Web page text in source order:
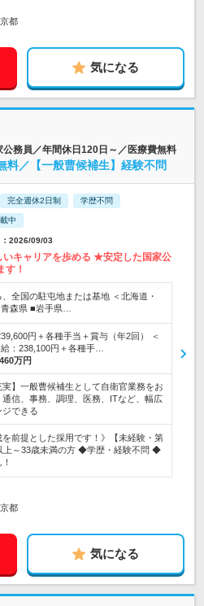
都
気になる
務員／年間休日120日～／医療費無料
料／【一般曹候補生】経験不問
完全週休2日制 学歴不問
中
2026/09/03
キャリアを歩める ★安定した国家公
す！
全国の駐屯地または基地 ＜北海道・
森県 ■岩手県…
円＋各種手当＋賞与（年2回） ＜
：238,100円＋各種手…
万円
実】一般曹候補生として自衛官業務をお
信、事務、調理、医務、ITなど、幅広
ジできる
を前提とした採用です！》【未経験・第
上～33歳未満の方 ◆学歴・経験不問 ◆
都
気になる